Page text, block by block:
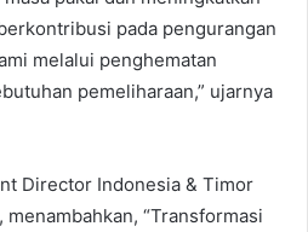
pada pengurangan
melalui penghematan
pemeliharaan,” ujarnya
Director Indonesia & Timor
“Transformasi